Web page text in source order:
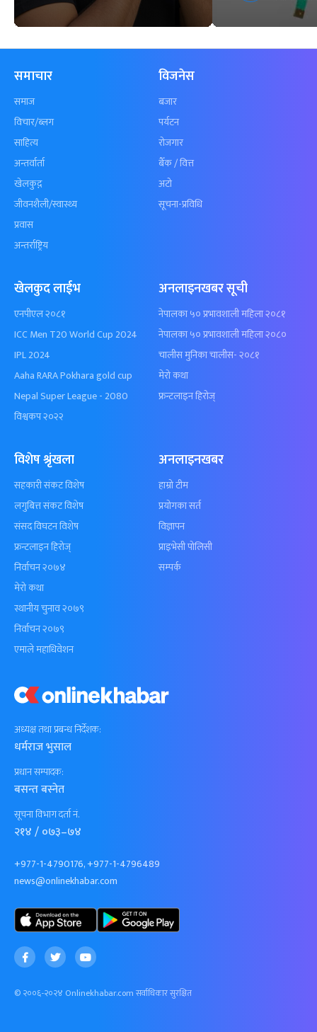
अध्यक्ष तथा प्रबन्ध निर्देशक:
धर्मराज भुसाल
प्रधान सम्पादक:
बसन्त बस्नेत
सूचना विभाग दर्ता नं.
२१४ / ०७३–७४
+977-1-4790176, +977-1-4796489
news@onlinekhabar.com
© २००६-२०२४ Onlinekhabar.com सर्वाधिकार सुरक्षित
समाचार
समाज
विचार/ब्लग
साहित्य
अन्तर्वार्ता
खेलकुद़़
जीवनशैली/स्वास्थ्य
प्रवास
अन्तर्राष्ट्रिय
विजनेस
बजार
पर्यटन
रोजगार
बैँक / वित्त
अटो
सूचना-प्रविधि
खेलकुद लाईभ
एनपीएल २०८१
ICC Men T20 World Cup 2024
IPL 2024
Aaha RARA Pokhara gold cup
Nepal Super League - 2080
विश्वकप २०२२
अनलाइनखबर सूची
नेपालका ५० प्रभावशाली महिला २०८१
नेपालका ५० प्रभावशाली महिला २०८०
चालीस मुनिका चालीस- २०८१
मेरो कथा
फ्रन्टलाइन हिरोज्
विशेष श्रृंखला
सहकारी संकट विशेष
लगुबित्त संकट विशेष
संसद विघटन विशेष
फ्रन्टलाइन हिरोज्
निर्वाचन २०७४
मेरो कथा
स्थानीय चुनाव २०७९
निर्वाचन २०७९
एमाले महाधिवेशन
अनलाइनखबर
हाम्रो टीम
प्रयोगका सर्त
विज्ञापन
प्राइभेसी पोलिसी
सम्पर्क